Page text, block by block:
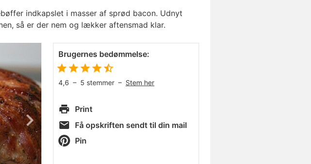
indkapslet i masser af sprød bacon. Udnyt
så er der nem og lækker aftensmad klar.
Brugernes bedømmelse:
4,6 – 5 stemmer – Stem her
Print
Få opskriften sendt til din mail
Pin